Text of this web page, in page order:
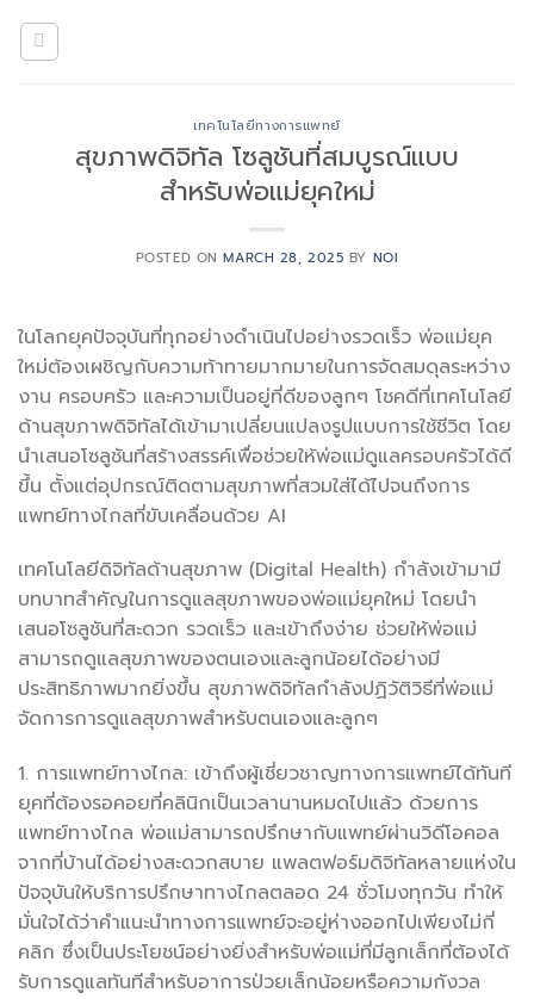
เทคโนโลยีทางการแพทย์
สุขภาพดิจิทัล โซลูชันที่สมบูรณ์แบบ
สำหรับพ่อแม่ยุคใหม่
POSTED ONMARCH 28, 2025 BY NOI
ในโลกยุคปัจจุบันที่ทุกอย่างดำเนินไปอย่างรวดเร็ว พ่อแม่ยุค
ใหม่ต้องเผชิญกับความท้าทายมากมายในการจัดสมดุลระหว่าง
งาน ครอบครัว และความเป็นอยู่ที่ดีของลูกๆ โชคดีที่เทคโนโลยี
ด้านสุขภาพดิจิทัลได้เข้ามาเปลี่ยนแปลงรูปแบบการใช้ชีวิต โดย
นำเสนอโซลูชันที่สร้างสรรค์เพื่อช่วยให้พ่อแม่ดูแลครอบครัวได้ดี
ขึ้น ตั้งแต่อุปกรณ์ติดตามสุขภาพที่สวมใส่ได้ไปจนถึงการ
แพทย์ทางไกลที่ขับเคลื่อนด้วย AI
เทคโนโลยีดิจิทัลด้านสุขภาพ (Digital Health) กำลังเข้ามามี
บทบาทสำคัญในการดูแลสุขภาพของพ่อแม่ยุคใหม่ โดยนำ
เสนอโซลูชันที่สะดวก รวดเร็ว และเข้าถึงง่าย ช่วยให้พ่อแม่
สามารถดูแลสุขภาพของตนเองและลูกน้อยได้อย่างมี
ประสิทธิภาพมากยิ่งขึ้น สุขภาพดิจิทัลกำลังปฏิวัติวิธีที่พ่อแม่
จัดการการดูแลสุขภาพสำหรับตนเองและลูกๆ
1. การแพทย์ทางไกล: เข้าถึงผู้เชี่ยวชาญทางการแพทย์ได้ทันที
ยุคที่ต้องรอคอยที่คลินิกเป็นเวลานานหมดไปแล้ว ด้วยการ
แพทย์ทางไกล พ่อแม่สามารถปรึกษากับแพทย์ผ่านวิดีโอคอล
จากที่บ้านได้อย่างสะดวกสบาย แพลตฟอร์มดิจิทัลหลายแห่งใน
ปัจจุบันให้บริการปรึกษาทางไกลตลอด 24 ชั่วโมงทุกวัน ทำให้
มั่นใจได้ว่าคำแนะนำทางการแพทย์จะอยู่ห่างออกไปเพียงไม่กี่
คลิก ซึ่งเป็นประโยชน์อย่างยิ่งสำหรับพ่อแม่ที่มีลูกเล็กที่ต้องได้
รับการดูแลทันทีสำหรับอาการป่วยเล็กน้อยหรือความกังวล